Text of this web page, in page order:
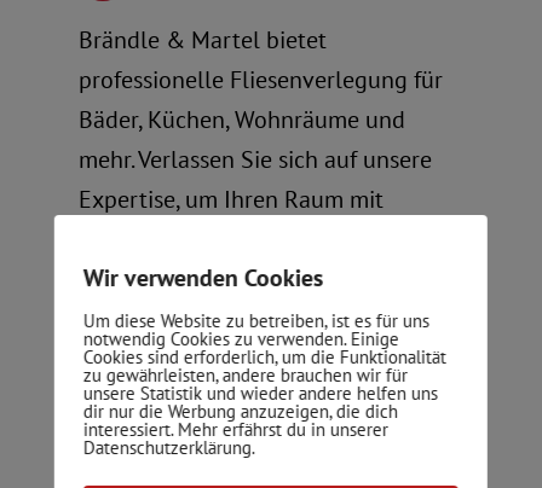
Brändle & Martel bietet
professionelle Fliesenverlegung für
Bäder, Küchen, Wohnräume und
mehr. Verlassen Sie sich auf unsere
Expertise, um Ihren Raum mit
Fliesen zu verschönern.
Fliesensanierung
Wir verwenden Cookies
Um diese Website zu betreiben, ist es für uns
notwendig Cookies zu verwenden. Einige
Cookies sind erforderlich, um die Funktionalität
zu gewährleisten, andere brauchen wir für
unsere Statistik und wieder andere helfen uns
dir nur die Werbung anzuzeigen, die dich
interessiert. Mehr erfährst du in unserer
Datenschutzerklärung.